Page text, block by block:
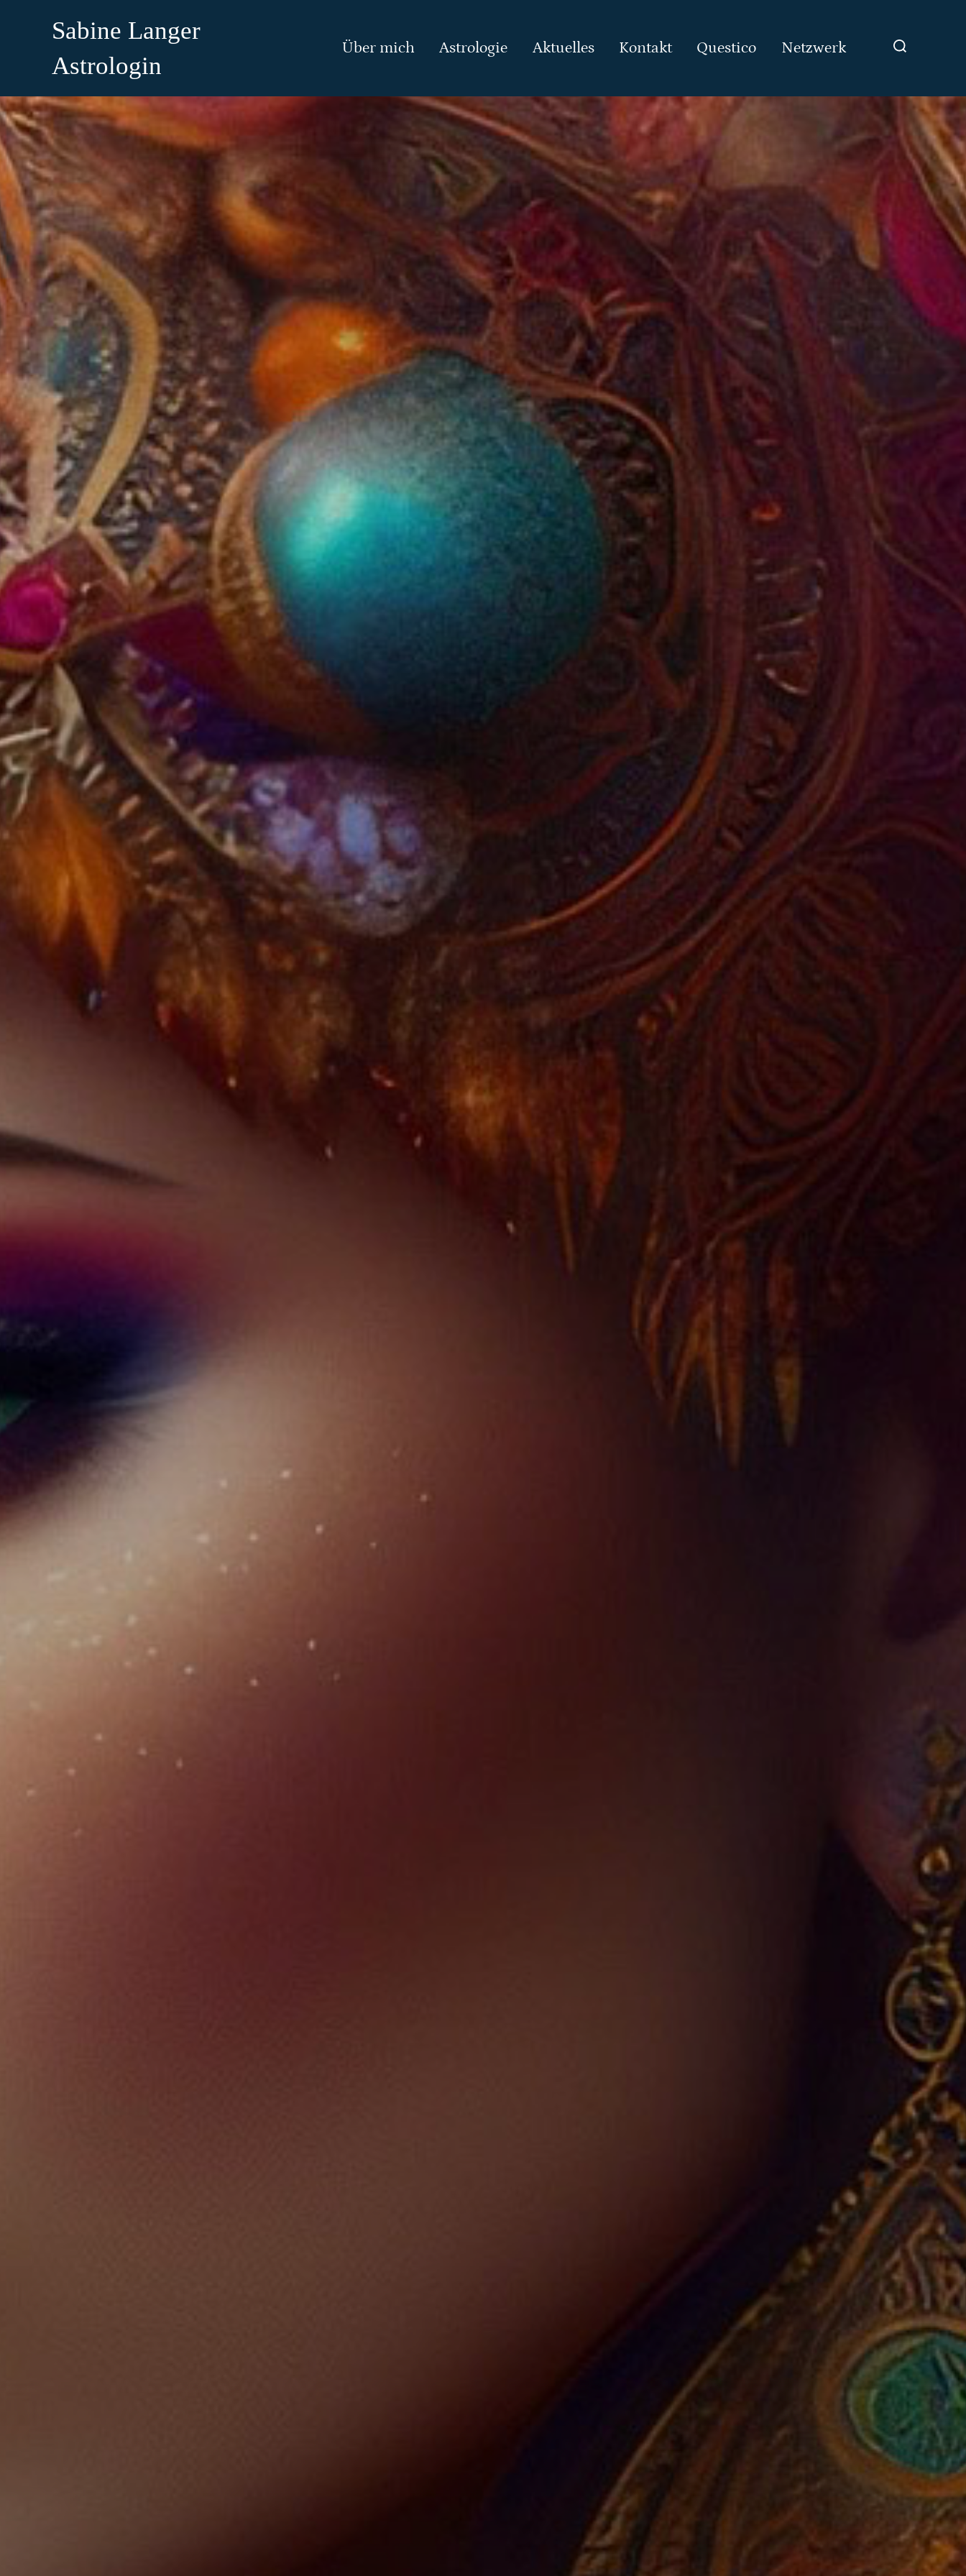
Sabine Langer
Astrologin
Über mich Astrologie Aktuelles Kontakt Questico Netzwerk
Suchen
nach: